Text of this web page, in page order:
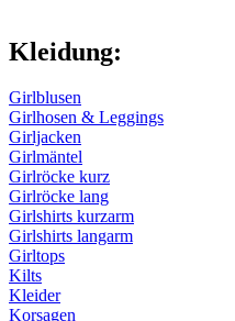
Kleidung:
Girlblusen
Girlhosen & Leggings
Girljacken
Girlmäntel
Girlröcke kurz
Girlröcke lang
Girlshirts kurzarm
Girlshirts langarm
Girltops
Kilts
Kleider
Korsagen